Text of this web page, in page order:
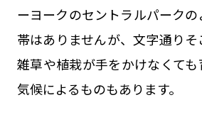
ーヨークのセントラルパーク
帯はありませんが、文字通り
雑草や植栽が手をかけなくて
気候によるものもあります。